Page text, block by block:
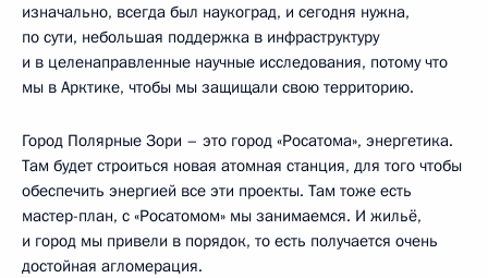
изначально, всегда был наукоград, и сегодня нужна,
по сути, небольшая поддержка в инфраструктуру
и в целенаправленные научные исследования, потому что
мы в Арктике, чтобы мы защищали свою территорию.
Город Полярные Зори – это город «Росатома», энергетика.
Там будет строиться новая атомная станция, для того чтобы
обеспечить энергией все эти проекты. Там тоже есть
мастер-план, с «Росатомом» мы занимаемся. И жильё,
и город мы привели в порядок, то есть получается очень
достойная агломерация.